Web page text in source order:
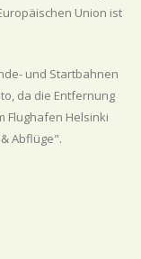
Union ist
und Startbahnen
da die Entfernung
Flughafen Helsinki
Abflüge".